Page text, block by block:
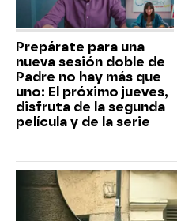
Prepárate para una
nueva sesión doble de
Padre no hay más que
uno: El próximo jueves,
disfruta de la segunda
película y de la serie